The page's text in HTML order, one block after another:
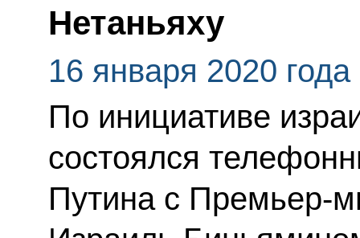
Нетаньяху
16 января 2020 года
По инициативе
состоялся
Путина с Премьер-